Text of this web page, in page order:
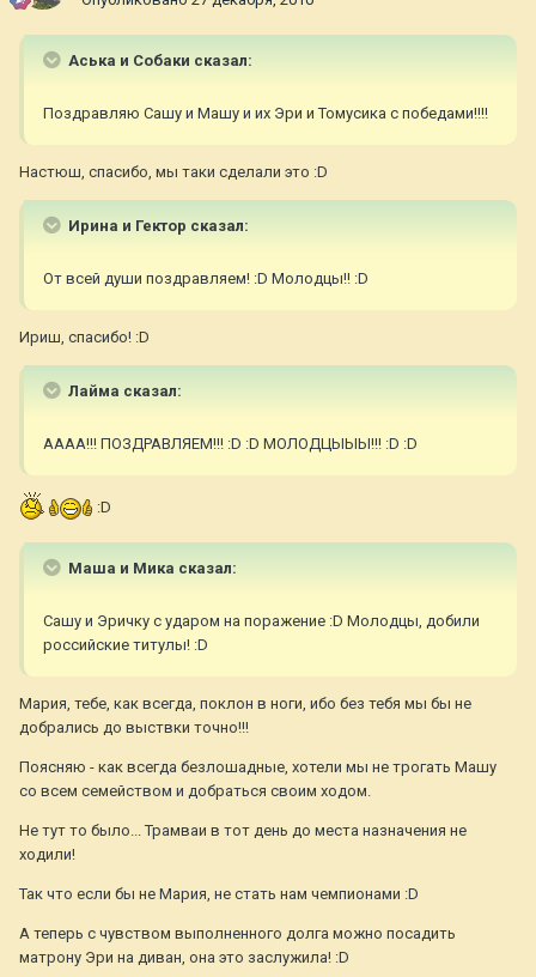
Аська и Собаки сказал:
Поздравляю Сашу и Машу и их Эри и Томусика с победами!!!!
Настюш, спасибо, мы таки сделали это :D
Ирина и Гектор сказал:
От всей души поздравляем! :D Молодцы!! :D
Ириш, спасибо! :D
Лайма сказал:
АААА!!! ПОЗДРАВЛЯЕМ!!! :D :D МОЛОДЦЫЫЫ!!! :D :D
:D
Маша и Мика сказал:
Сашу и Эричку с ударом на поражение :D Молодцы, добили
российские титулы! :D
Мария, тебе, как всегда, поклон в ноги, ибо без тебя мы бы не
добрались до выствки точно!!!
Поясняю - как всегда безлошадные, хотели мы не трогать Машу
со всем семейством и добраться своим ходом.
Не тут то было... Трамваи в тот день до места назначения не
ходили!
Так что если бы не Мария, не стать нам чемпионами :D
А теперь с чувством выполненного долга можно посадить
матрону Эри на диван, она это заслужила! :D